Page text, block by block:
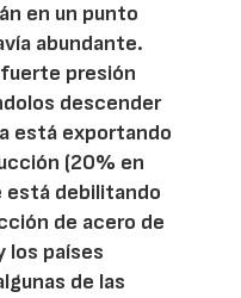
en un punto
abundante.
fuerte presión
descender
está exportando
(20% en
está debilitando
de acero de
los países
de las